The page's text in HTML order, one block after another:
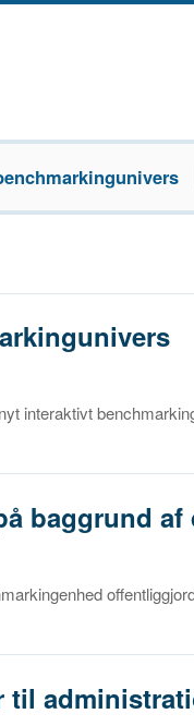
interaktivt
baggrund